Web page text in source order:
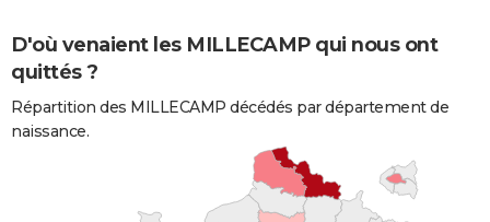
D'où venaient les MILLECAMP qui nous ont
quittés ?
Répartition des MILLECAMP décédés par département de
naissance.